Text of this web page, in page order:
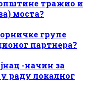
тражио и
моста?
групе
партнера?
-начин за
раду локалног